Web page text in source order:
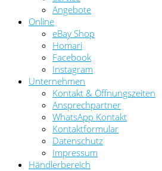
Angebote
Online
eBay Shop
Homari
Facebook
Instagram
Unternehmen
Kontakt & Öffnungszeiten
Ansprechpartner
WhatsApp Kontakt
Kontaktformular
Datenschutz
Impressum
Händlerbereich